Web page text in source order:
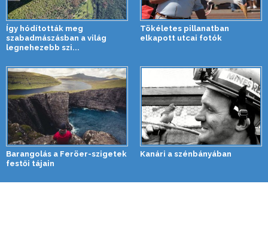
Így hódították meg
szabadmászásban a világ
legnehezebb szi...
Tökéletes pillanatban
elkapott utcai fotók
Barangolás a Feröer-szigetek
festői tájain
Kanári a szénbányában